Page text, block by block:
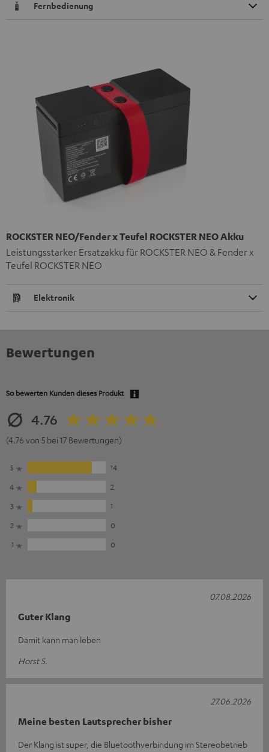
Fernbedienung
ROCKSTER NEO/Fender x Teufel ROCKSTER NEO Akku
Leistungsstarker Ersatzakku für ROCKSTER NEO & Fender x
Teufel ROCKSTER NEO
Elektronik
Bewertungen
So bewerten Kunden dieses Produkt
4.76
(4.76 von 5 bei 17 Bewertungen)
5
14
4
2
3
1
2
0
1
0
Guter Klang
Damit kann man leben
Horst S.
07.08.2026
Meine besten Lautsprecher bisher
Der Klang ist super, die Bluetoothverbindung im Stereobetrieb
27.06.2026